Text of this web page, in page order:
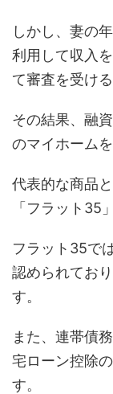
しかし、妻の
利用して収入
て審査を受け
その結果、融
のマイホーム
代表的な商品
「フラット35
フラット35で
認められてお
す。
また、連帯債
宅ローン控除
す。